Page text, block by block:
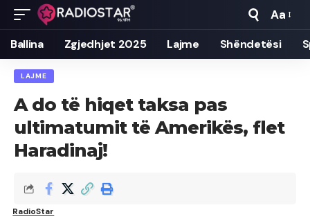
Font
Resizer
Aa
Ballina Zgjedhjet 2025 Lajme Shëndetësi
LAJME
A do të hiqet taksa pas
ultimatumit të Amerikës, flet
Haradinaj!
RadioStar